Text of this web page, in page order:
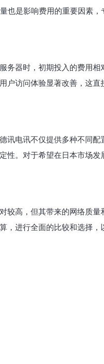
是影响费用的重要因素
器时，初期投入的费用
访问体验显著改善，这
电讯不仅提供多种不同
。对于希望在日本市场
高，但其带来的网络质
进行全面的比较和选择，